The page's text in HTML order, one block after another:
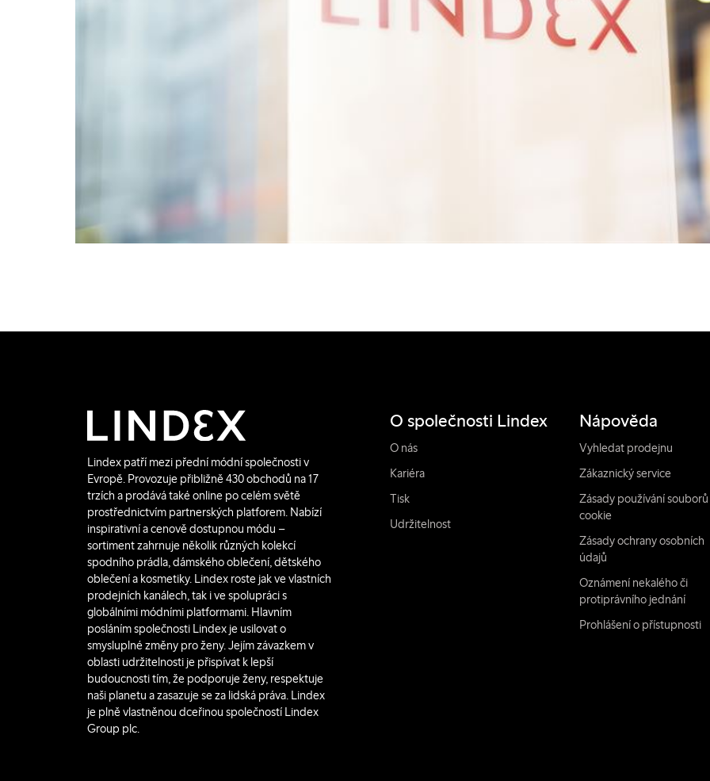
Lindex patří mezi přední módní společnosti v
Evropě. Provozuje přibližně 430 obchodů na 17
trzích a prodává také online po celém světě
prostřednictvím partnerských platforem. Nabízí
inspirativní a cenově dostupnou módu –
sortiment zahrnuje několik různých kolekcí
spodního prádla, dámského oblečení, dětského
oblečení a kosmetiky. Lindex roste jak ve vlastních
prodejních kanálech, tak i ve spolupráci s
globálními módními platformami. Hlavním
posláním společnosti Lindex je usilovat o
smysluplné změny pro ženy. Jejím závazkem v
oblasti udržitelnosti je přispívat k lepší
budoucnosti tím, že podporuje ženy, respektuje
naši planetu a zasazuje se za lidská práva. Lindex
je plně vlastněnou dceřinou společností Lindex
Group plc.
O společnosti Lindex
O nás
Kariéra
Tisk
Udržitelnost
Nápověda
Vyhledat prodejnu
Zákaznický service
Zásady používání souborů
cookie
Zásady ochrany osobních
údajů
Oznámení nekalého či
protiprávního jednání
Prohlášení o přístupnosti